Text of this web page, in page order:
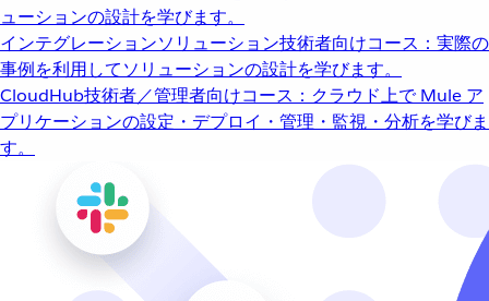
ューションの設計を学びます。
インテグレーションソリューション技術者向けコース：実際の
事例を利用してソリューションの設計を学びます。
CloudHub技術者／管理者向けコース：クラウド上で Mule ア
プリケーションの設定・デプロイ・管理・監視・分析を学びま
す。